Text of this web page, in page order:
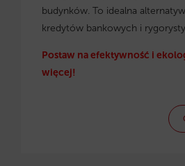
budynków. To idealna
kredytów bankowych i
Postaw na efektywność i
więcej!